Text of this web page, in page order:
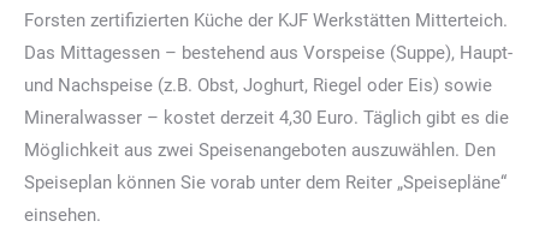
Forsten zertifizierten Küche der KJF Werkstätten Mitterteich.
Das Mittagessen – bestehend aus Vorspeise (Suppe), Haupt-
und Nachspeise (z.B. Obst, Joghurt, Riegel oder Eis) sowie
Mineralwasser – kostet derzeit 4,30 Euro. Täglich gibt es die
Möglichkeit aus zwei Speisenangeboten auszuwählen. Den
Speiseplan können Sie vorab unter dem Reiter „Speisepläne“
einsehen.